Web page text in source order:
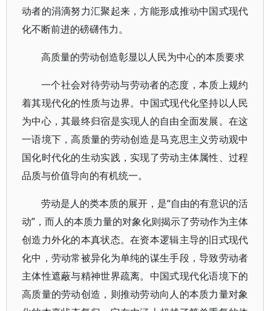
动者的涓滴努力汇聚起来，方能形成推动中国式现代
化不断前进的磅礴伟力。
高质量的劳动创造彰显以人民为中心的本质要求
一个社会对待劳动与劳动者的态度，本质上规约
着其现代化的性质与边界。中国式现代化坚持以人民
为中心，其最终归宿是实现人的自由全面发展。在这
一语境下，高质量的劳动创造是马克思主义劳动观中
国化时代化的生动实践，实现了劳动主体属性、过程
品质与价值导向的有机统一。
劳动是人的类本质的展开，是“自由的有意识的活
动”，而人的本质力量的对象化则揭示了劳动作为主体
创造力外化的本真状态。在资本逻辑主导的旧式现代
化中，劳动常被异化为单纯的谋生手段，导致劳动者
主体性遮蔽与精神世界疏离。中国式现代化语境下的
高质量的劳动创造，则推动劳动向人的本质力量对象